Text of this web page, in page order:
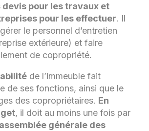
pour les travaux et
pour les effectuer. Il
le personnel d’entretien
extérieure) et faire
de copropriété.
de l’immeuble fait
de ses fonctions, ainsi que le
des copropriétaires. En
, il doit au moins une fois par
générale des